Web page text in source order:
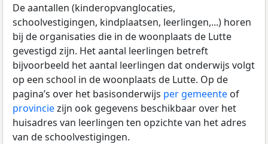
De aantallen (kinderopvanglocaties,
schoolvestigingen, kindplaatsen, leerlingen,...) horen
bij de organisaties die in de woonplaats de Lutte
gevestigd zijn. Het aantal leerlingen betreft
bijvoorbeeld het aantal leerlingen dat onderwijs volgt
op een school in de woonplaats de Lutte. Op de
pagina’s over het basisonderwijs per gemeente of
provinciezijn ook gegevens beschikbaar over het
huisadres van leerlingen ten opzichte van het adres
van de schoolvestigingen.